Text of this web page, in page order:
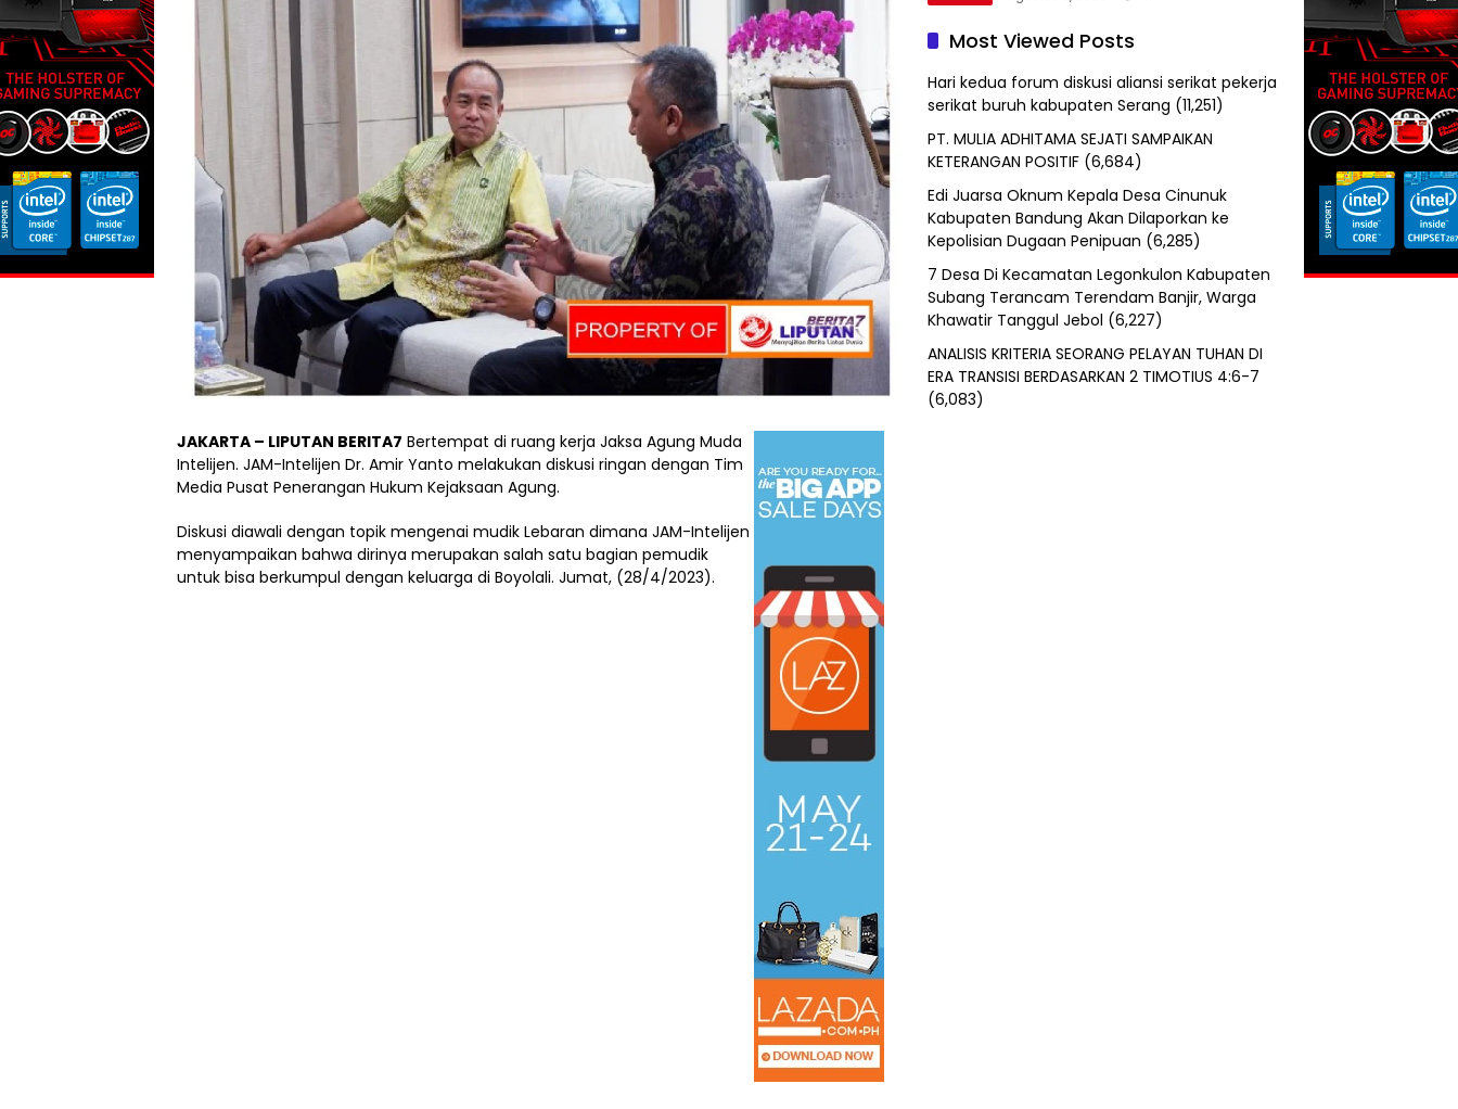
JAKARTA – LIPUTAN BERITA7 Bertempat di ruang kerja Jaksa Agung Muda
Intelijen. JAM-Intelijen Dr. Amir Yanto melakukan diskusi ringan dengan Tim
Media Pusat Penerangan Hukum Kejaksaan Agung.
Diskusi diawali dengan topik mengenai mudik Lebaran dimana JAM-Intelijen
menyampaikan bahwa dirinya merupakan salah satu bagian pemudik
untuk bisa berkumpul dengan keluarga di Boyolali. Jumat, (28/4/2023).
Most Viewed Posts
Hari kedua forum diskusi aliansi serikat pekerja
serikat buruh kabupaten Serang (11,251)
PT. MULIA ADHITAMA SEJATI SAMPAIKAN
KETERANGAN POSITIF (6,684)
Edi Juarsa Oknum Kepala Desa Cinunuk
Kabupaten Bandung Akan Dilaporkan ke
Kepolisian Dugaan Penipuan (6,285)
7 Desa Di Kecamatan Legonkulon Kabupaten
Subang Terancam Terendam Banjir, Warga
Khawatir Tanggul Jebol (6,227)
ANALISIS KRITERIA SEORANG PELAYAN TUHAN DI
ERA TRANSISI BERDASARKAN 2 TIMOTIUS 4:6-7
(6,083)